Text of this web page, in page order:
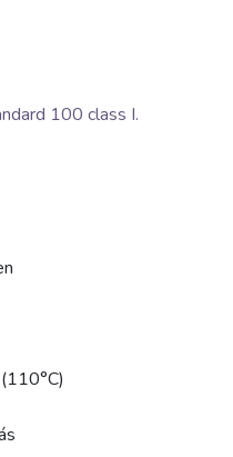
100 class I.